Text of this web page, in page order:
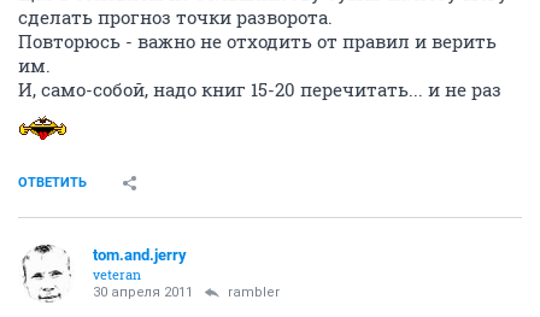
сделать прогноз точки разворота.
Повторюсь - важно не отходить от правил и верить
им.
И, само-собой, надо книг 15-20 перечитать... и не раз
ОТВЕТИТЬ
tom.and.jerry
veteran
30 апреля 2011 rambler